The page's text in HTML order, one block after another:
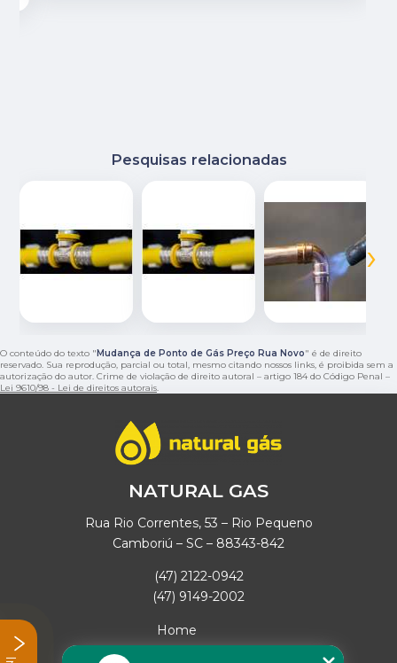
Pesquisas relacionadas
‹ ›
O conteúdo do texto "Mudança de Ponto de Gás Preço Rua Novo" é de direito
reservado. Sua reprodução, parcial ou total, mesmo citando nossos links, é proibida sem a
autorização do autor. Crime de violação de direito autoral – artigo 184 do Código Penal –
Lei 9610/98 - Lei de direitos autorais.
NATURAL GAS
Rua Rio Correntes, 53 – Rio Pequeno
Camboriú – SC – 88343-842
(47) 2122-0942
(47) 9149-2002
Home
Empresa